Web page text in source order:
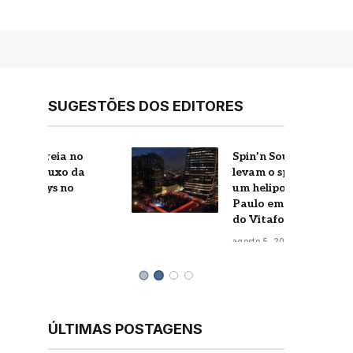
SUGESTÕES DOS EDITORES
Spin’n Soul e Vitafor
levam o spinning para
um heliponto de São
Paulo em edição inédita
do Vitafor Spin Open Air
ÚLTIMAS POSTAGENS